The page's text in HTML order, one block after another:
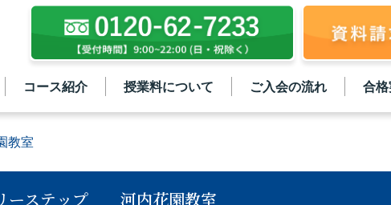
コース紹介 授業料について ご入会の流れ 合
教室
ーステップ 河内花園教室